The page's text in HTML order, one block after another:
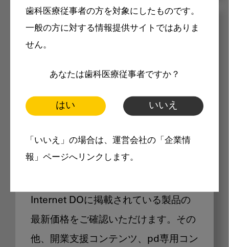
歯科医療従事者の方を対象にしたものです。
一般の方に対する情報提供サイトではありま
せん。
あなたは歯科医療従事者ですか？
はい いいえ
「いいえ」の場合は、運営会社の「企業情
報」ページへリンクします。
メリット
製品価格も閲覧可能
Internet DOに掲載されている製品の
最新価格をご確認いただけます。その
他、開業支援コンテンツ、pd専用コン